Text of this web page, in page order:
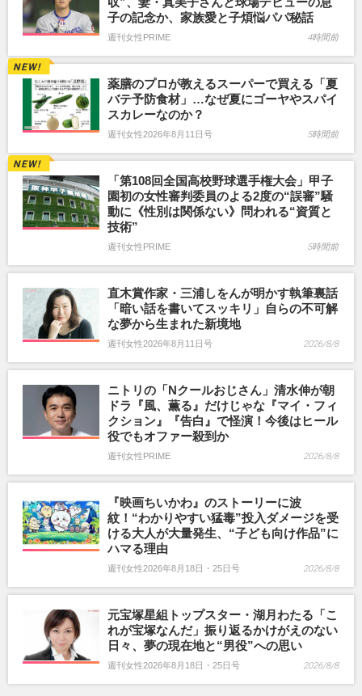
子の記念か、家族愛と子煩悩パパ秘話
週刊女性PRIME 4時間前
薬膳のプロが教えるスーパーで買える「夏
バテ予防食材」…なぜ夏にゴーヤやスパイ
スカレーなのか？
週刊女性2026年8月11日号 5時間前
「第108回全国高校野球選手権大会」甲子
園初の女性審判委員のよる2度の“誤審”騒
動に《性別は関係ない》問われる“資質と
技術”
週刊女性PRIME 5時間前
直木賞作家・三浦しをんが明かす執筆裏話
「暗い話を書いてスッキリ」自らの不可解
な夢から生まれた新境地
週刊女性2026年8月11日号 2026/8/8
ニトリの「Nクールおじさん」清水伸が朝
ドラ『風、薫る』だけじゃな『マイ・フィ
クション』『告白』で怪演！今後はヒール
役でもオファー殺到か
週刊女性PRIME 2026/8/8
『映画ちいかわ』のストーリーに波
紋！“わかりやすい猛毒”投入ダメージを受
ける大人が大量発生、“子ども向け作品”に
ハマる理由
週刊女性2026年8月18日・25日号 2026/8/8
元宝塚星組トップスター・湖月わたる「こ
れが宝塚なんだ」振り返るかけがえのない
日々、夢の現在地と“男役”への思い
週刊女性2026年8月18日・25日号 2026/8/8